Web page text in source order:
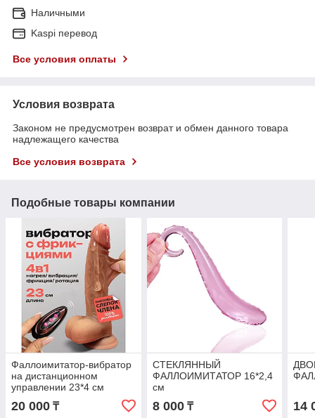
Наличными
Kaspi перевод
Все условия оплаты
Условия возврата
Законом не предусмотрен возврат и обмен данного товара
надлежащего качества
Все условия возврата
Подобные товары компании
Фаллоимитатор-вибратор
на дистанционном
управлении 23*4 см
20 000 ₸
СТЕКЛЯННЫЙ
ФАЛЛОИМИТАТОР 16*2,4
см
8 000₸ 14